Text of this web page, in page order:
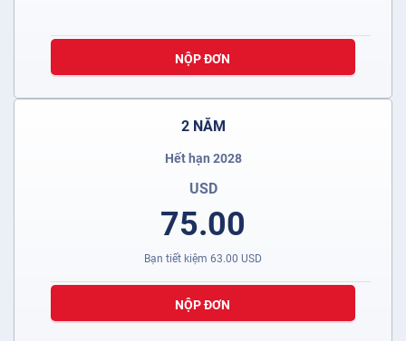
NỘP ĐƠN
2 NĂM
Hết hạn 2028
USD
75.00
Bạn tiết kiệm 63.00 USD
NỘP ĐƠN